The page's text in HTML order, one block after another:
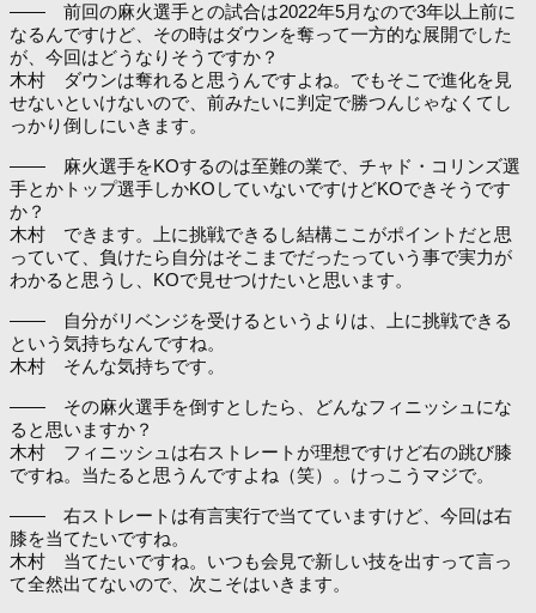
―― 前回の麻火選手との試合は2022年5月なので3年以上前に
なるんですけど、その時はダウンを奪って一方的な展開でした
が、今回はどうなりそうですか？
木村 ダウンは奪れると思うんですよね。でもそこで進化を見
せないといけないので、前みたいに判定で勝つんじゃなくてし
っかり倒しにいきます。
―― 麻火選手をKOするのは至難の業で、チャド・コリンズ選
手とかトップ選手しかKOしていないですけどKOできそうです
か？
木村 できます。上に挑戦できるし結構ここがポイントだと思
っていて、負けたら自分はそこまでだったっていう事で実力が
わかると思うし、KOで見せつけたいと思います。
―― 自分がリベンジを受けるというよりは、上に挑戦できる
という気持ちなんですね。
木村 そんな気持ちです。
―― その麻火選手を倒すとしたら、どんなフィニッシュにな
ると思いますか？
木村 フィニッシュは右ストレートが理想ですけど右の跳び膝
ですね。当たると思うんですよね（笑）。けっこうマジで。
―― 右ストレートは有言実行で当てていますけど、今回は右
膝を当てたいですね。
木村 当てたいですね。いつも会見で新しい技を出すって言っ
て全然出てないので、次こそはいきます。